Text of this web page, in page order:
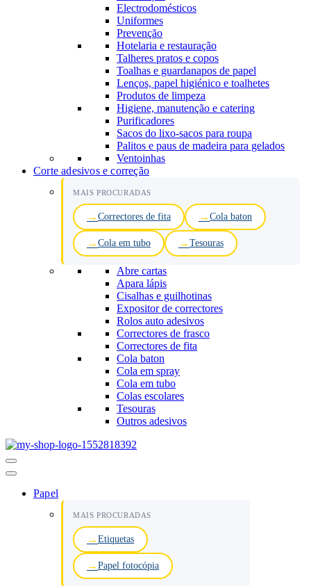
Electrodomésticos
Uniformes
Prevenção
Hotelaria e restauração
Talheres pratos e copos
Toalhas e guardanapos de papel
Lenços, papel higiénico e toalhetes
Produtos de limpeza
Higiene, manutenção e catering
Purificadores
Sacos do lixo-sacos para roupa
Palitos e paus de madeira para gelados
Ventoinhas
Corte adesivos e correção
MAIS PROCURADAS
Correctores de fita Cola baton
Cola em tubo Tesouras
Abre cartas
Apara lápis
Cisalhas e guilhotinas
Expositor de correctores
Rolos auto adesivos
Correctores de frasco
Correctores de fita
Cola baton
Cola em spray
Cola em tubo
Colas escolares
Tesouras
Outros adesivos
Menu
de
Papel
MAIS PROCURADAS
Etiquetas
Papel fotocópia